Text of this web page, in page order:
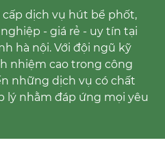
dịch vụ hút bể phốt,
- giá rẻ - uy tín tại
hà nội. Với đội ngũ kỹ
nhiệm cao trong công
những dịch vụ có chất
lý nhằm đáp ứng mọi yêu